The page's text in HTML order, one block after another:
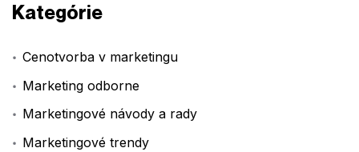
Kategórie
Cenotvorba v marketingu
Marketing odborne
Marketingové návody a rady
Marketingové trendy